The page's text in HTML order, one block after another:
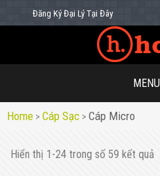
Đăng Ký Đại Lý Tại Đây
MENU
Home > Cáp Sạc > Cáp Micro
Hiển thị 1-24 trong số 59 kết quả